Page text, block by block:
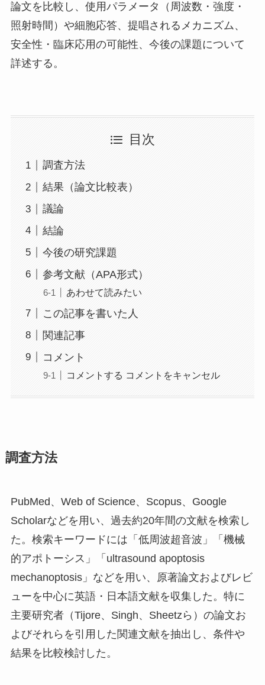
論文を比較し、使用パラメータ（周波数・強度・
照射時間）や細胞応答、提唱されるメカニズム、
安全性・臨床応用の可能性、今後の課題について
詳述する。
目次
調査方法
結果（論文比較表）
議論
結論
今後の研究課題
参考文献（APA形式）
あわせて読みたい
この記事を書いた人
関連記事
コメント
コメントする コメントをキャンセル
調査方法
PubMed、Web of Science、Scopus、Google
Scholarなどを用い、過去約20年間の文献を検索し
た。検索キーワードには「低周波超音波」「機械
的アポトーシス」「ultrasound apoptosis
mechanoptosis」などを用い、原著論文およびレビ
ューを中心に英語・日本語文献を収集した。特に
主要研究者（Tijore、Singh、Sheetzら）の論文お
よびそれらを引用した関連文献を抽出し、条件や
結果を比較検討した。